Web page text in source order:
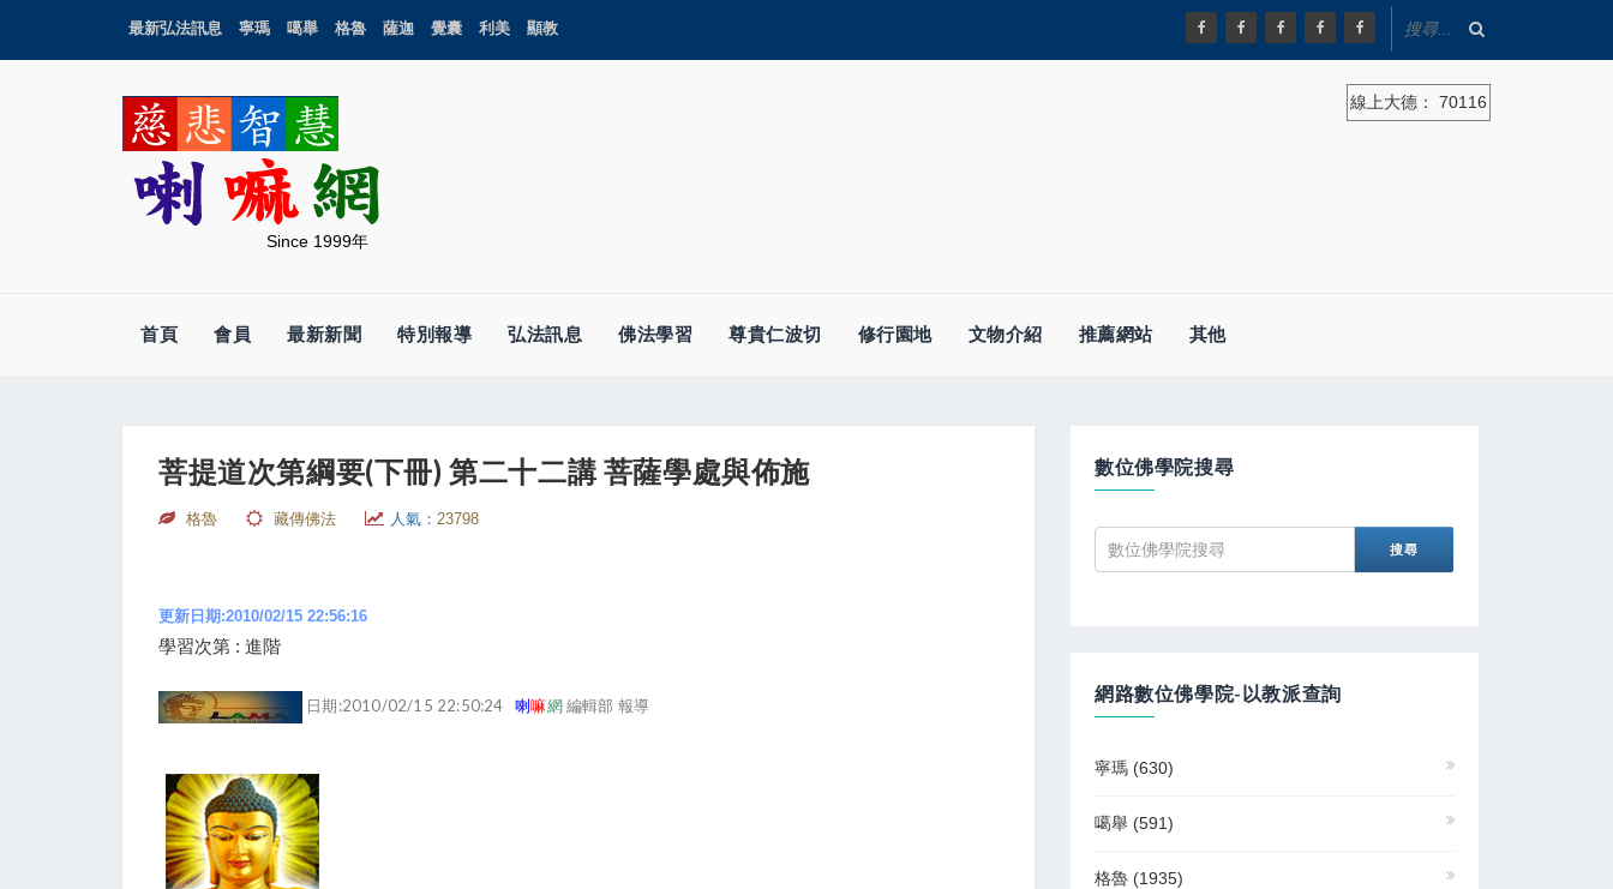
最新弘法訊息 寧瑪 噶舉 格魯 薩迦 覺囊 利美 顯教
Since 1999年
線上大德： 70116
首頁 會員 最新新聞 特別報導 弘法訊息 佛法學習 尊貴仁波切 修行園地 文物介紹 推薦網站 其他
菩提道次第綱要(下冊) 第二十二講 菩薩學處與佈施
格魯 藏傳佛法 人氣： 23798
更新日期:2010/02/15 22:56:16
學習次第 : 進階
日期:2010/02/15 22:50:24喇嘛網編輯部 報導
數位佛學院搜尋
網路數位佛學院-以教派查詢
寧瑪 (630)
噶舉 (591)
格魯 (1935)